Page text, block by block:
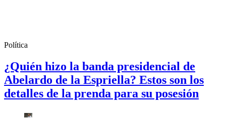
Política
¿Quién hizo la banda presidencial de
Abelardo de la Espriella? Estos son los
detalles de la prenda para su posesión